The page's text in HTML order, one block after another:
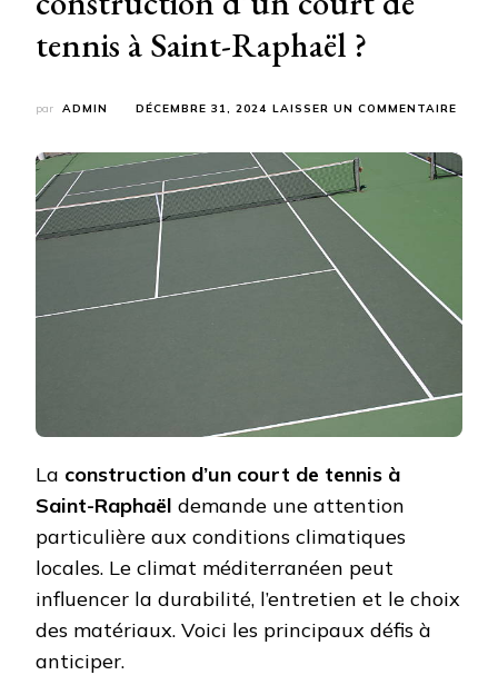
tennis à Saint-Raphaël ?
par ADMIN DÉCEMBRE 31, 2024 LAISSER UN COMMENTAIRE
LES
À
La construction d’un court de tennis à
Saint-Raphaël demande une attention
particulière aux conditions climatiques
locales. Le climat méditerranéen peut
influencer la durabilité, l’entretien et le choix
des matériaux. Voici les principaux défis à
anticiper.